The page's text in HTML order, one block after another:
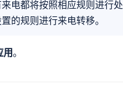
电都将按照相应规则进行
的规则进行来电转移。
用。